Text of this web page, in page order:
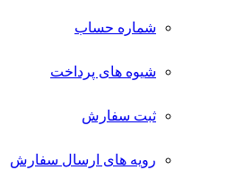
شماره حساب
شیوه های پرداخت
ثبت سفارش
رویه های ارسال سفارش